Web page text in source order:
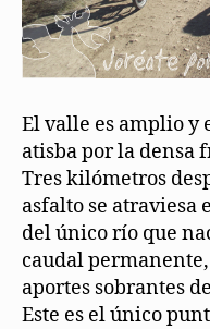
El valle es amplio y
atisba por la densa
Tres kilómetros
asfalto se atraviesa
del único río que
caudal
aportes sobrantes
Este es el único